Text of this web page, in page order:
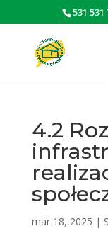
Otwórz pasek narzędzi
531 531
4.2
mar 18, 2025 |